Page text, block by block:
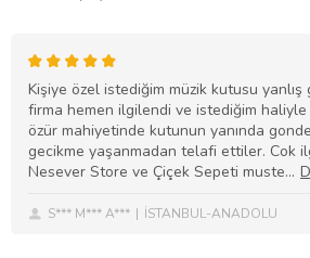
Kişiye özel istediğim müzik kutusu
firma hemen ilgilendi ve istediğim
özür mahiyetinde kutunun yanında
gecikme yaşanmadan telafi ettiler. Cok
Nesever Store ve Çiçek Sepeti muste
S*** M*** A*** İSTANBUL-ANADOLU